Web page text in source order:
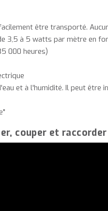
être transporté.
3,5 à 5 watts par mètre en
000 heures)
et à l'humidité. Il peut être
couper et raccorder